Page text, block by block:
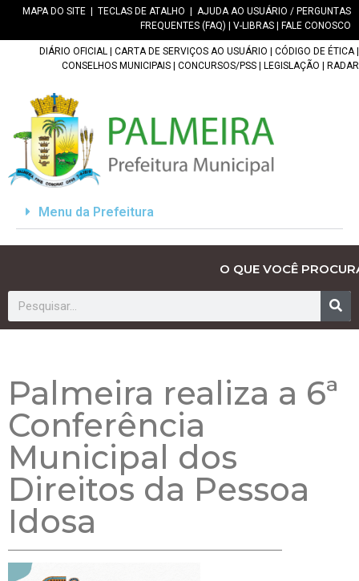
MAPA DO SITE TECLAS DE ATALHO
AJUDA AO USUÁRIO / PERGUNTAS
FREQUENTES (FAQ)
V-LIBRAS FALE CONOSCO
DIÁRIO OFICIAL CARTA DE SERVIÇOS AO USUÁRIO CÓDIGO DE ÉTICA|
CONSELHOS MUNICIPAIS
CONCURSOS/PSS LEGISLAÇÃO RADAR
Menu da Prefeitura
O QUE VOCÊ
Palmeira realiza a 6ª
Conferência
Municipal dos
Direitos da Pessoa
Idosa